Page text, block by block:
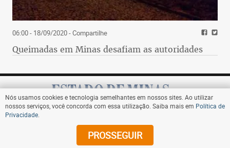
06:00 - 18/09/2020- Compartilhe
Queimadas em Minas desafiam as autoridades
Nós usamos cookies e tecnologia semelhantes em nossos sites. Ao utilizar
nossos serviços, você concorda com essa utilização. Saiba mais em Política de
Privacidade
PROSSEGUIR
Assine